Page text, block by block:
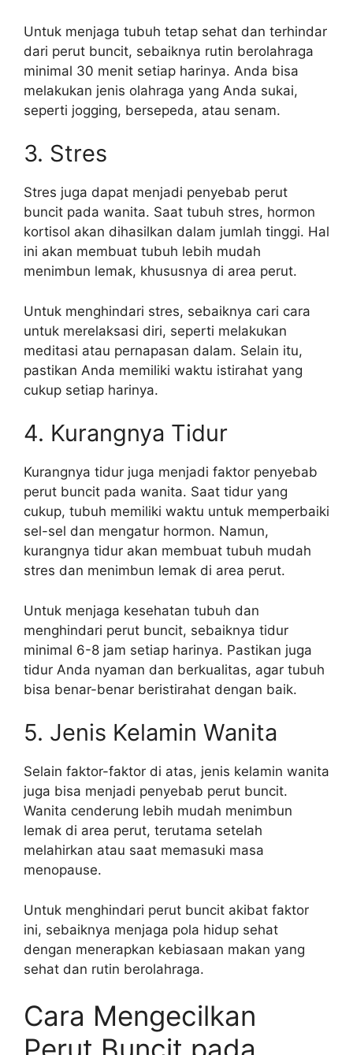
Untuk menjaga tubuh tetap sehat dan terhindar
dari perut buncit, sebaiknya rutin berolahraga
minimal 30 menit setiap harinya. Anda bisa
melakukan jenis olahraga yang Anda sukai,
seperti jogging, bersepeda, atau senam.
3. Stres
Stres juga dapat menjadi penyebab perut
buncit pada wanita. Saat tubuh stres, hormon
kortisol akan dihasilkan dalam jumlah tinggi. Hal
ini akan membuat tubuh lebih mudah
menimbun lemak, khususnya di area perut.
Untuk menghindari stres, sebaiknya cari cara
untuk merelaksasi diri, seperti melakukan
meditasi atau pernapasan dalam. Selain itu,
pastikan Anda memiliki waktu istirahat yang
cukup setiap harinya.
4. Kurangnya Tidur
Kurangnya tidur juga menjadi faktor penyebab
perut buncit pada wanita. Saat tidur yang
cukup, tubuh memiliki waktu untuk memperbaiki
sel-sel dan mengatur hormon. Namun,
kurangnya tidur akan membuat tubuh mudah
stres dan menimbun lemak di area perut.
Untuk menjaga kesehatan tubuh dan
menghindari perut buncit, sebaiknya tidur
minimal 6-8 jam setiap harinya. Pastikan juga
tidur Anda nyaman dan berkualitas, agar tubuh
bisa benar-benar beristirahat dengan baik.
5. Jenis Kelamin Wanita
Selain faktor-faktor di atas, jenis kelamin wanita
juga bisa menjadi penyebab perut buncit.
Wanita cenderung lebih mudah menimbun
lemak di area perut, terutama setelah
melahirkan atau saat memasuki masa
menopause.
Untuk menghindari perut buncit akibat faktor
ini, sebaiknya menjaga pola hidup sehat
dengan menerapkan kebiasaan makan yang
sehat dan rutin berolahraga.
Cara Mengecilkan